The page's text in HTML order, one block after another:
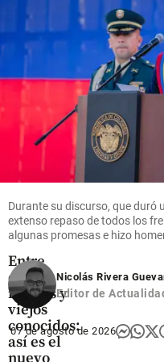
marcó el
rumbo
share
Colombia
Entre
caras
nuevas y
viejos
conocidos:
así es el
nuevo
Durante su discurso, que duró
extenso repaso de todos los
algunas promesas e hizo
Nicolás Rivera
Editor de
07 de agosto de 2026